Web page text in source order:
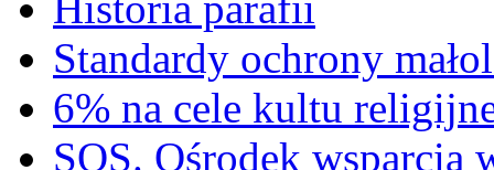
Standardy ochrony
6% na cele kultu
SOS. Ośrodek wsparcia